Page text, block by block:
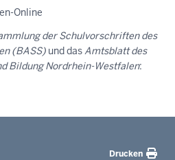
Online
der Schulvorschriften des
(BASS) und das Amtsblatt des
Bildung Nordrhein-Westfalen:
Drucken